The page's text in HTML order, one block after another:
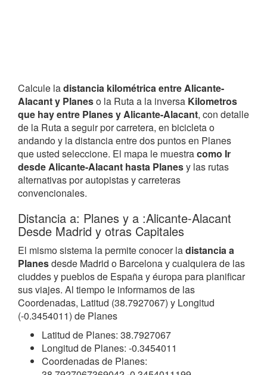
Calcule ladistancia kilométrica entre Alicante-
Alacant y Planeso la Ruta a la inversa Kilometros
que hay entre Planes y Alicante-Alacant, con detalle
de la Ruta a seguir por carretera, en bicicleta o
andando y la distancia entre dos puntos en Planes
que usted seleccione. El mapa le muestracomo Ir
desde Alicante-Alacant hasta Planesy las rutas
alternativas por autopistas y carreteras
convencionales.
Distancia a: Planes y a :Alicante-Alacant
Desde Madrid y otras Capitales
El mismo sistema la permite conocer ladistancia a
Planesdesde Madrid o Barcelona y cualquiera de las
ciuddes y pueblos de España y éuropa para planificar
sus viajes. Al tiempo le informamos de las
Coordenadas, Latitud (38.7927067) y Longitud
(-0.3454011) de Planes
Latitud de Planes: 38.7927067
Longitud de Planes: -0.3454011
Coordenadas de Planes: